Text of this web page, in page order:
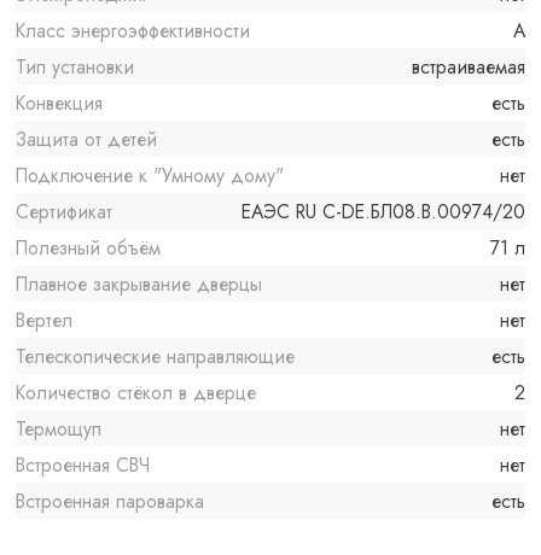
Класс энергоэффективности
A
Тип установки
встраиваемая
Конвекция
есть
Защита от детей
есть
Подключение к "Умному дому"
нет
Сертификат
ЕАЭС RU С-DE.БЛ08.B.00974/20
Полезный объём
71 л
Плавное закрывание дверцы
нет
Вертел
нет
Телескопические направляющие
есть
Количество стёкол в дверце
2
Термощуп
нет
Встроенная СВЧ
нет
Встроенная пароварка
есть